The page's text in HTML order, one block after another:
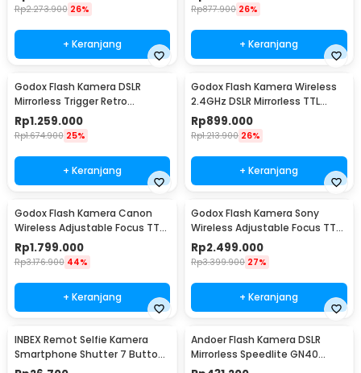
Rp2.273.900 26%
+ Keranjang
Rp877.900 26%
+ Keranjang
Godox Flash Kamera DSLR
Mirrorless Trigger Retro
Hotshoe 1700mAh 20Ws - Lux
Senior
Rp1.259.000
Rp1.674.900 25%
+ Keranjang
Godox Flash Kamera Wireless
2.4GHz DSLR Mirrorless TTL
900mAh 20Ws for Canon -
iT30Pro
Rp899.000
Rp1.213.900 26%
+ Keranjang
Godox Flash Kamera Canon
Wireless Adjustable Focus TTL
2980mAh 76Ws - V860IIIC
Rp1.799.000
Rp3.176.900 44%
+ Keranjang
Godox Flash Kamera Sony
Wireless Adjustable Focus TTL
2980mAh 76Ws - V860IIIS
Rp2.499.000
Rp3.399.900 27%
+ Keranjang
INBEX Remot Selfie Kamera
Smartphone Shutter 7 Buttons
Bluetooth 5.0 - AY05
Andoer Flash Kamera DSLR
Mirrorless Speedlite GN40
5600K 30Ws - L201